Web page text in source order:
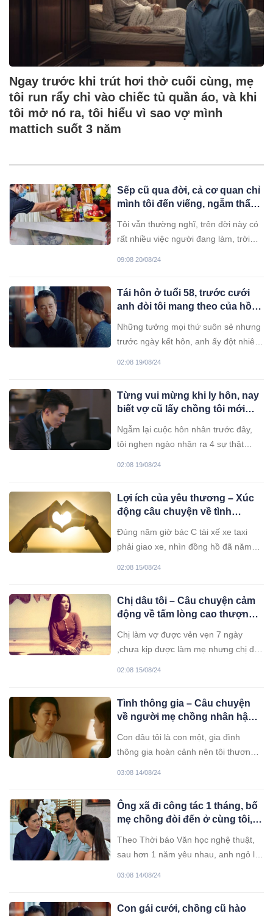
Ngay trước khi trút hơi thở cuối cùng, mẹ
tôi run rẩy chỉ vào chiếc tủ quần áo, và khi
tôi mở nó ra, tôi hiểu vì sao vợ mình
mattich suốt 3 năm
Sếp cũ qua đời, cả cơ quan chỉ
mình tôi đến viếng, ngẫm thấy
Bất ngờ nửa năm sau, tôi bỗng
dưng được thăng chức trong
sự ngỡ ngàng
Tôi vẫn thường nghĩ, trên đời này có
rất nhiều việc người đang làm, trời
09:08 20/08/24
Tái hôn ở tuổi 58, trước cưới
anh đòi tôi mang theo của hồi
Những tưởng mọi thứ suôn sẻ nhưng
trước ngày kết hôn, anh ấy đột nhiên
02:08 19/08/24
Từng vui mừng khi ly hôn, nay
biết vợ cũ lấy chồng tôi mới
Ngẫm lại cuộc hôn nhân trước đây,
tôi nghẹn ngào nhận ra 4 sự thật
02:08 19/08/24
Lợi ích của yêu thương – Xúc
động câu chuyện về tình
người với người
Đúng năm giờ bác C tài xế xe taxi
phải giao xe, nhìn đồng hồ đã năm
02:08 15/08/24
Chị dâu tôi – Câu chuyện cảm
động về tấm lòng cao thượng
Chị làm vợ được vẻn vẹn 7 ngày
,chưa kịp được làm mẹ nhưng chị đã
đứa em ,một gái một trai.
02:08 15/08/24
Tình thông gia – Câu chuyện
về người mẹ chồng nhân hậu,
Con dâu tôi là con một, gia đình
thông gia hoàn cảnh nên tôi thương
con gάι ăn học.
03:08 14/08/24
Ông xã đi công tác 1 tháng, bố
mẹ chồng đòi đến ở cùng tôi,
người
Theo Thời báo Văn học nghệ thuật,
sau hơn 1 năm yêu nhau, anh ngỏ lời
anh sẽ không chấp nhận một người
03:08 14/08/24
Con gái cưới, chồng cũ hào